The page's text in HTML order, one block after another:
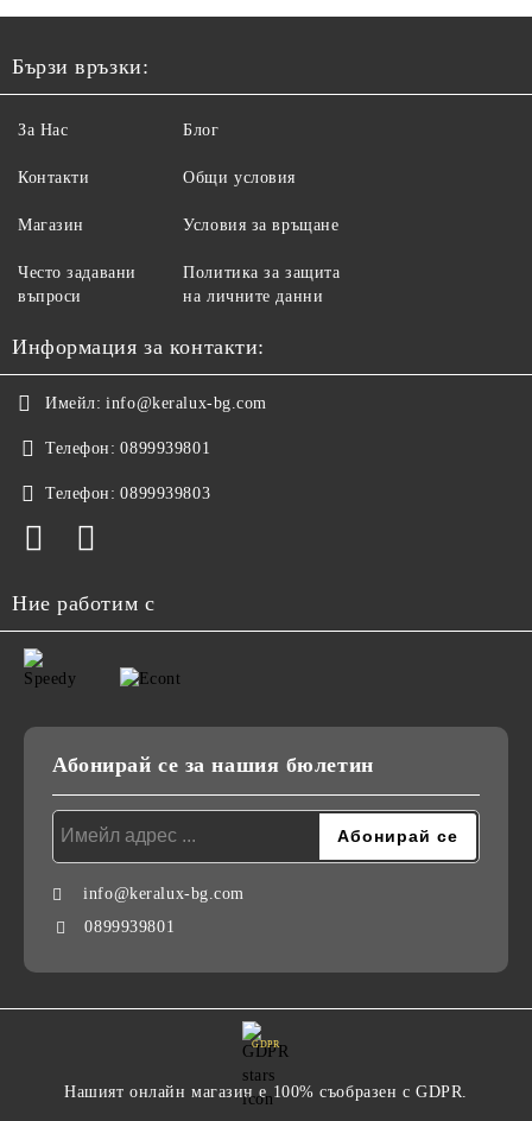
Бързи връзки:
За Нас
Контакти
Магазин
Често задавани
въпроси
Блог
Общи условия
Условия за връщане
Политика за защита
на личните данни
Информация за контакти:
Имейл: info@keralux-bg.com
Телефон: 0899939801
Телефон: 0899939803
Ние работим с
Абонирай се за нашия бюлетин
info@keralux-bg.com
0899939801
GDPR
Нашият онлайн магазин е 100% съобразен с GDPR.